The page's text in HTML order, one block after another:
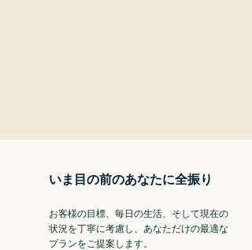
いま目の前のあなたに全振り
お客様の目標、毎日の生活、そして現在の
状況を丁寧に考慮し、あなただけの最適な
プランをご提案します。